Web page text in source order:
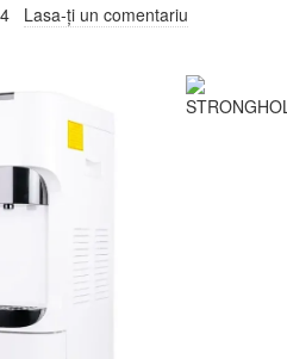
Lasa-ți un comentariu